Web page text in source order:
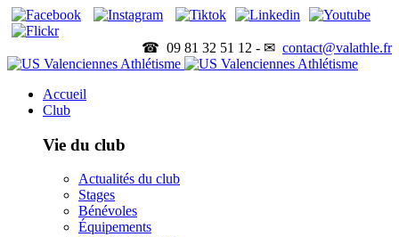
☎ 09 81 32 51 12 - ✉ contact@valathle.fr
Accueil
Club
Vie du club
Actualités du club
Stages
Bénévoles
Équipements